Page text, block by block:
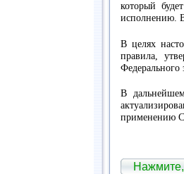
который
исполнению.
В целях
правила,
Федерального
В
применению